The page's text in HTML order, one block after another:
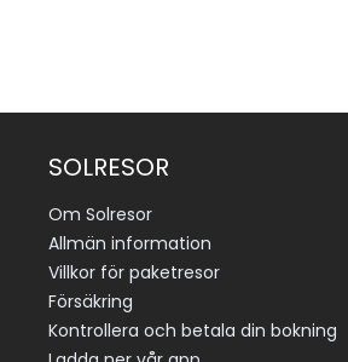
SOLRESOR
Om Solresor
Allmän information
Villkor för paketresor
Försäkring
Kontrollera och betala din bokning